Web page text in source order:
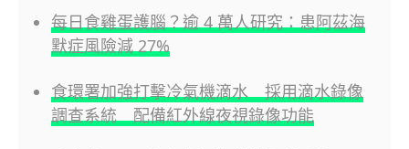
每日食雞蛋護腦？逾 4 萬人研究：患阿茲海
默症風險減 27%
食環署加強打擊冷氣機滴水 採用滴水錄像
調查系統 配備紅外線夜視錄像功能